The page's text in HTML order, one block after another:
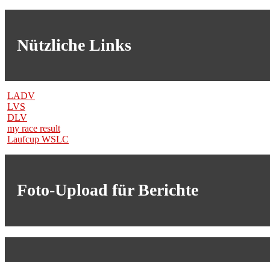
Nützliche Links
LADV
LVS
DLV
my race result
Laufcup WSLC
Foto-Upload für Berichte